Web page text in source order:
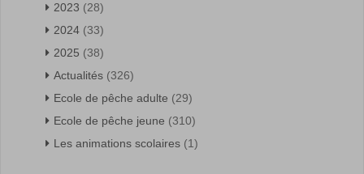
2023 (28)
2024 (33)
2025 (38)
Actualités (326)
Ecole de pêche adulte (29)
Ecole de pêche jeune (310)
Les animations scolaires (1)